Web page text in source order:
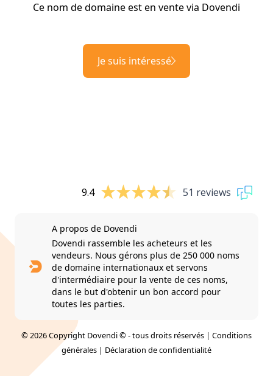
Ce nom de domaine est en vente via Dovendi
Je suis intéressé
9.4 51 reviews
A propos de Dovendi
Dovendi rassemble les acheteurs et les
vendeurs. Nous gérons plus de 250 000 noms
de domaine internationaux et servons
d'intermédiaire pour la vente de ces noms,
dans le but d'obtenir un bon accord pour
toutes les parties.
© 2026 Copyright Dovendi © - tous droits réservés | Conditions
générales | Déclaration de confidentialité